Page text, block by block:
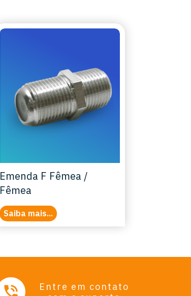
Emenda F Fêmea /
Fêmea
Saiba mais...
Entre em contato